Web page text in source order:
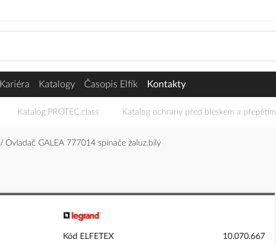
Kariéra Katalogy Časopis Elfík Kontakty
Katalog PROTEC.class Katalog ochrany před bleskem a přepětím
Ovladač GALEA 777014 spínače žaluz.bílý
Kód ELFETEX
10.070.667